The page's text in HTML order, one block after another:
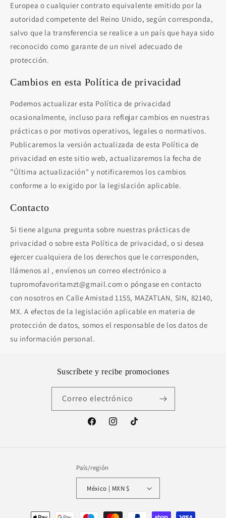
Europea o cualquier contrato equivalente emitido por la
autoridad competente del Reino Unido, según corresponda,
salvo que la transferencia se realice a un país que haya sido
reconocido como garante de un nivel adecuado de
protección.
Cambios en esta Política de privacidad
Podemos actualizar esta Política de privacidad
ocasionalmente, incluso para reflejar cambios en nuestras
prácticas o por motivos operativos, legales o normativos.
Publicaremos la versión actualizada de esta Política de
privacidad en este sitio web, actualizaremos la fecha de
"Última actualización" y notificaremos los cambios
conforme a lo exigido por la legislación aplicable.
Contacto
Si tiene alguna pregunta sobre nuestras prácticas de
privacidad o sobre esta Política de privacidad, o si desea
ejercer cualquiera de los derechos que le corresponden,
llámenos al , envíenos un correo electrónico a
tupromofavoritamzt@gmail.com o póngase en contacto
con nosotros en Calle Amistad 1155, MAZATLAN, SIN, 82140,
MX. A efectos de la legislación aplicable en materia de
protección de datos, somos el responsable de los datos de
su información personal.
Suscríbete y recibe promociones
Correo electrónico
FacebookInstagramTikTok
País/región
México | MXN $
Formas